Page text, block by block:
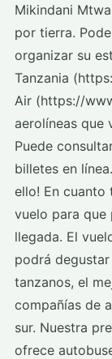
Mikindani
por tierra.
organizar su
Tanzania
Air (https://
aerolíneas que
Puede
billetes en
ello! En cuanto
vuelo para que
llegada. El
podrá
tanzanos, el
compañías de
sur. Nuestra
ofrece